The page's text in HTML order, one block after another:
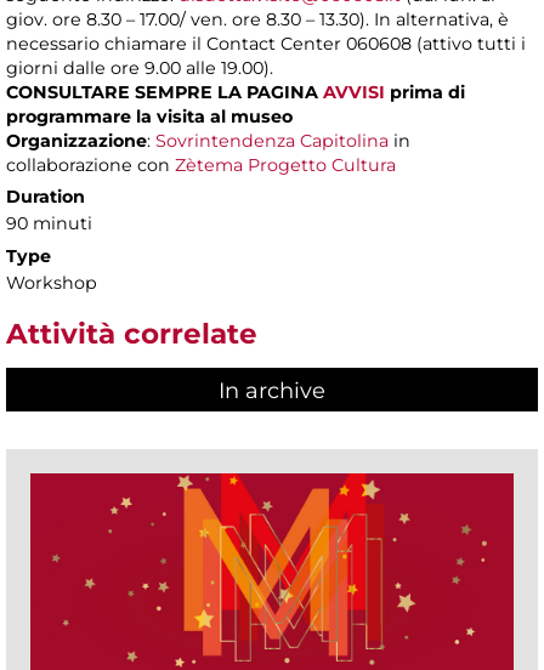
giov. ore 8.30 – 17.00/ ven. ore 8.30 – 13.30). In alternativa, è
necessario chiamare il Contact Center 060608 (attivo tutti i
giorni dalle ore 9.00 alle 19.00).
CONSULTARE SEMPRE LA PAGINA AVVISI prima di
programmare la visita al museo
Organizzazione: Sovrintendenza Capitolina in
collaborazione con Zètema Progetto Cultura
Duration
90 minuti
Type
Workshop
Attività correlate
In archive